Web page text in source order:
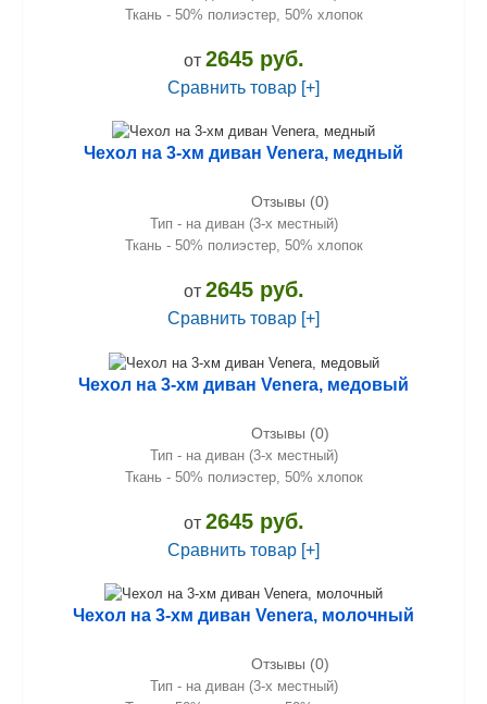
Ткань - 50% полиэстер, 50% хлопок
от 2645 руб.
Сравнить товар [+]
Чехол на 3-хм диван Venera, медный
Отзывы (0)
Тип - на диван (3-х местный)
Ткань - 50% полиэстер, 50% хлопок
от 2645 руб.
Сравнить товар [+]
Чехол на 3-хм диван Venera, медовый
Отзывы (0)
Тип - на диван (3-х местный)
Ткань - 50% полиэстер, 50% хлопок
от 2645 руб.
Сравнить товар [+]
Чехол на 3-хм диван Venera, молочный
Отзывы (0)
Тип - на диван (3-х местный)